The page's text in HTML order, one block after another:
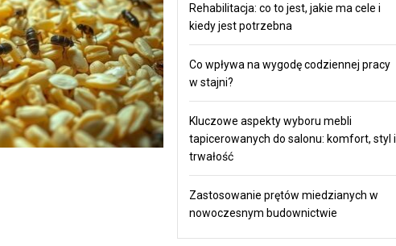
Rehabilitacja: co to jest, jakie ma cele i
kiedy jest potrzebna
Co wpływa na wygodę codziennej pracy
w stajni?
Kluczowe aspekty wyboru mebli
tapicerowanych do salonu: komfort, styl i
trwałość
Zastosowanie prętów miedzianych w
nowoczesnym budownictwie